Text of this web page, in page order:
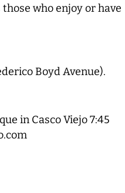
who enjoy or have
Boyd Avenue).
in Casco Viejo 7:45